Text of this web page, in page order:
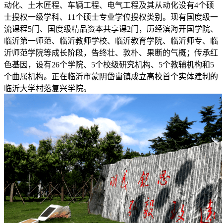
动化、土木匠程、车辆工程、电气工程及其从动化设有4个硕
士授权一级学科、11个硕士专业学位授权类别。现有国度级一
流课程5门、国度级精品资本共享课2门，历经滨海开国学院、
临沂第一师范、临沂教师学校、临沂教育学院、临沂师专、临
沂师范学院等成长阶段，告终壮、敦朴、果断的气概；传承红
色基因，设有26个学院、5个校级研究机构、5个教辅机构和5
个曲属机构。正在临沂市蒙阴岱崮镇成立高校首个实体建制的
临沂大学村落复兴学院。